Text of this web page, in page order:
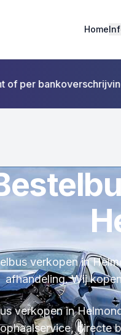
Home
bankoverschrijving •
verkopen in
afhandeling. Wij
verkopen in
directe